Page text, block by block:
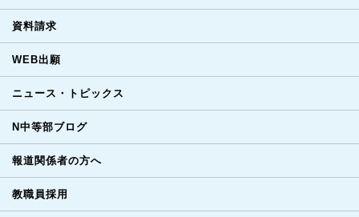
資料請求
WEB出願
ニュース・トピックス
N中等部ブログ
報道関係者の方へ
教職員採用